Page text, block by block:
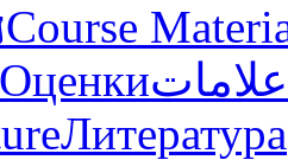
Course
Оценкиعلامات
Литература